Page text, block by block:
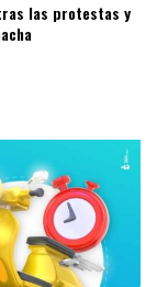
las protestas y